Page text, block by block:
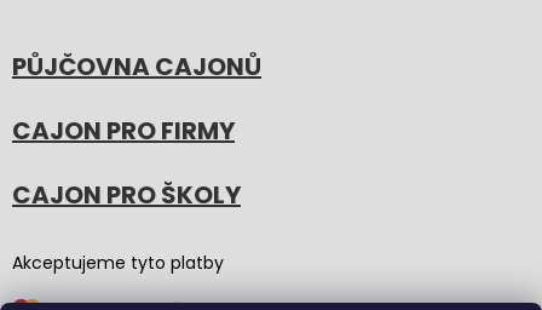
PŮJČOVNA CAJONŮ
CAJON PRO FIRMY
CAJON PRO ŠKOLY
Akceptujeme tyto platby